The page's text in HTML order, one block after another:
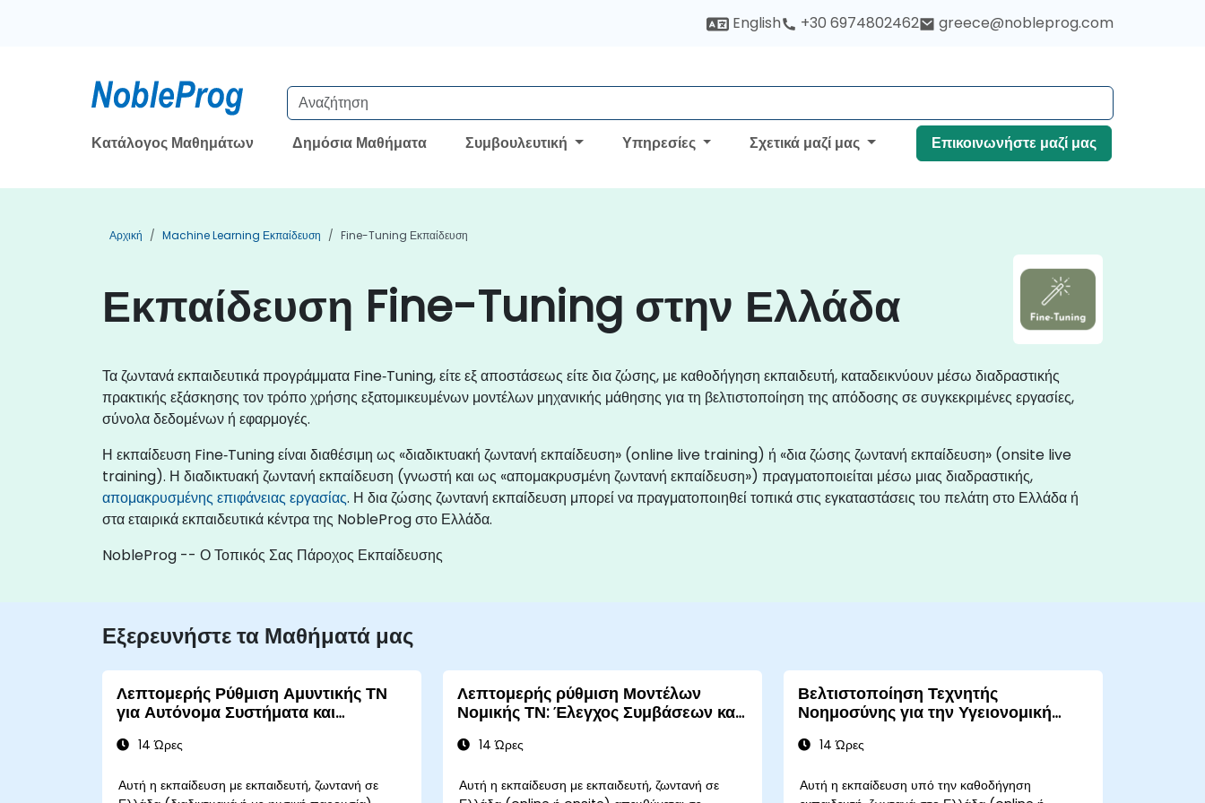
English +30 6974802462 greece@nobleprog.com
Κατάλογος Μαθημάτων Δημόσια Μαθήματα Συμβουλευτική Υπηρεσίες Σχετικά μαζί μας Επικοινωνήστε μαζί μας
Αρχική Machine Learning Εκπαίδευση Fine-Tuning Εκπαίδευση
Εκπαίδευση Fine-Tuning στην Ελλάδα
Τα ζωντανά εκπαιδευτικά προγράμματα Fine‑Tuning, είτε εξ αποστάσεως είτε δια ζώσης, με καθοδήγηση εκπαιδευτή, καταδεικνύουν μέσω διαδραστικής
πρακτικής εξάσκησης τον τρόπο χρήσης εξατομικευμένων μοντέλων μηχανικής μάθησης για τη βελτιστοποίηση της απόδοσης σε συγκεκριμένες εργασίες,
σύνολα δεδομένων ή εφαρμογές.
Η εκπαίδευση Fine‑Tuning είναι διαθέσιμη ως «διαδικτυακή ζωντανή εκπαίδευση» (online live training) ή «δια ζώσης ζωντανή εκπαίδευση» (onsite live
training). Η διαδικτυακή ζωντανή εκπαίδευση (γνωστή και ως «απομακρυσμένη ζωντανή εκπαίδευση») πραγματοποιείται μέσω μιας διαδραστικής,
απομακρυσμένης επιφάνειας εργασίας. Η δια ζώσης ζωντανή εκπαίδευση μπορεί να πραγματοποιηθεί τοπικά στις εγκαταστάσεις του πελάτη στο Ελλάδα ή
στα εταιρικά εκπαιδευτικά κέντρα της NobleProg στο Ελλάδα.
NobleProg -- Ο Τοπικός Σας Πάροχος Εκπαίδευσης
Εξερευνήστε τα Μαθήματά μας
Λεπτομερής Ρύθμιση Αμυντικής ΤΝ
για Αυτόνομα Συστήματα και
14 Ώρες
Αυτή η εκπαίδευση με εκπαιδευτή, ζωντανή σε
Λεπτομερής ρύθμιση Μοντέλων
Νομικής ΤΝ: Έλεγχος Συμβάσεων και
14 Ώρες
Αυτή η εκπαίδευση με εκπαιδευτή, ζωντανή σε
Βελτιστοποίηση Τεχνητής
Νοημοσύνης για την Υγειονομική
Προγνωστική Ανάλυση
14 Ώρες
Αυτή η εκπαίδευση υπό την καθοδήγηση